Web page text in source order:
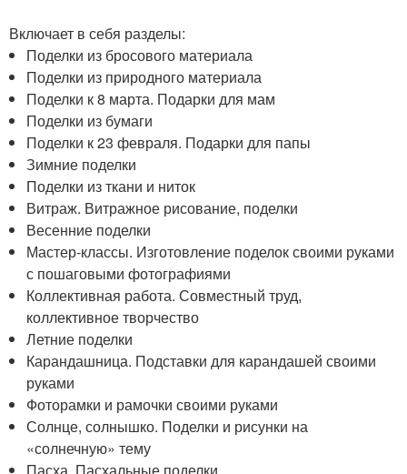
Включает в себя разделы:
Поделки из бросового материала
Поделки из природного материала
Поделки к 8 марта. Подарки для мам
Поделки из бумаги
Поделки к 23 февраля. Подарки для папы
Зимние поделки
Поделки из ткани и ниток
Витраж. Витражное рисование, поделки
Весенние поделки
Мастер-классы. Изготовление поделок своими руками
с пошаговыми фотографиями
Коллективная работа. Совместный труд,
коллективное творчество
Летние поделки
Карандашница. Подставки для карандашей своими
руками
Фоторамки и рамочки своими руками
Солнце, солнышко. Поделки и рисунки на
«солнечную» тему